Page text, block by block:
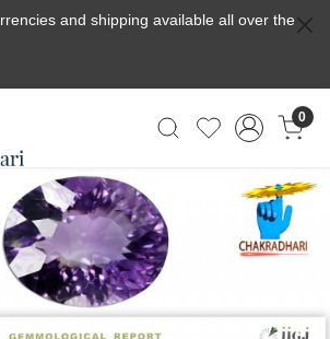
and shipping available all over the
0